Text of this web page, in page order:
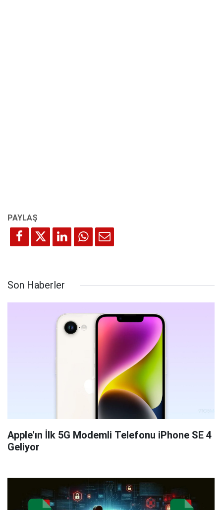
Son Haberler
Apple'ın İlk 5G Modemli Telefonu iPhone SE 4
Geliyor